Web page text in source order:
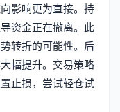
影响更为直接。持
资金正在撤离。此
转折的可能性。后
幅提升。交易策略
止损，尝试轻仓试